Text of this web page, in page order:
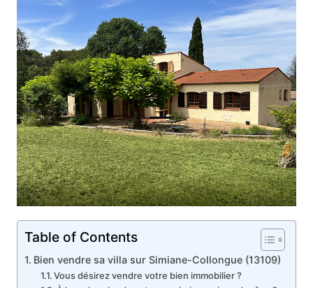
Table of Contents
Bien vendre sa villa sur Simiane-Collongue (13109)
Vous désirez vendre votre bien immobilier ?